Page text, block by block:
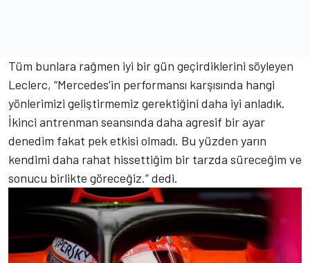
Tüm bunlara rağmen iyi bir gün geçirdiklerini söyleyen
Leclerc, “Mercedes’in performansı karşısında hangi
yönlerimizi geliştirmemiz gerektiğini daha iyi anladık.
İkinci antrenman seansında daha agresif bir ayar
denedim fakat pek etkisi olmadı. Bu yüzden yarın
kendimi daha rahat hissettiğim bir tarzda süreceğim ve
sonucu birlikte göreceğiz.” dedi.